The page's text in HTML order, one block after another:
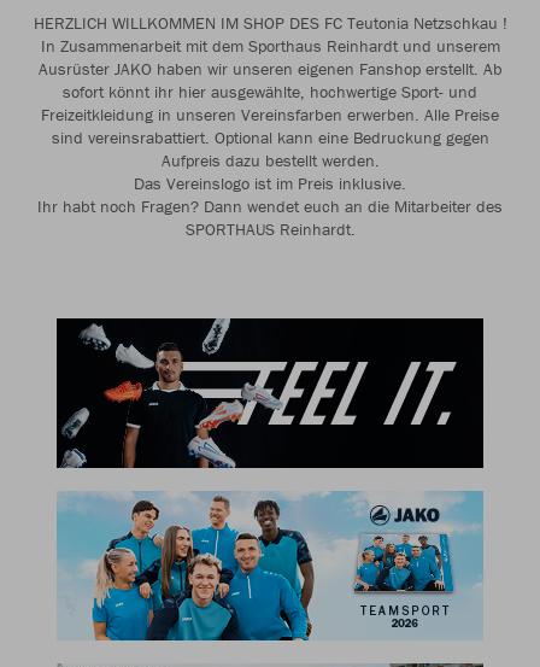
HERZLICH WILLKOMMEN IM SHOP DES FC Teutonia Netzschkau !
In Zusammenarbeit mit dem Sporthaus Reinhardt und unserem
Ausrüster JAKO haben wir unseren eigenen Fanshop erstellt. Ab
sofort könnt ihr hier ausgewählte, hochwertige Sport- und
Freizeitkleidung in unseren Vereinsfarben erwerben. Alle Preise
sind vereinsrabattiert. Optional kann eine Bedruckung gegen
Aufpreis dazu bestellt werden.
Das Vereinslogo ist im Preis inklusive.
Ihr habt noch Fragen? Dann wendet euch an die Mitarbeiter des
SPORTHAUS Reinhardt.